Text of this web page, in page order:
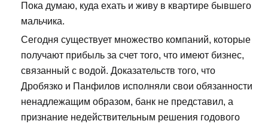
Пока думаю, куда ехать и живу в квартире бывшего
мальчика.
Сегодня существует множество компаний, которые
получают прибыль за счет того, что имеют бизнес,
связанный с водой. Доказательств того, что
Дробязко и Панфилов исполняли свои обязанности
ненадлежащим образом, банк не представил, а
признание недействительным решения годового